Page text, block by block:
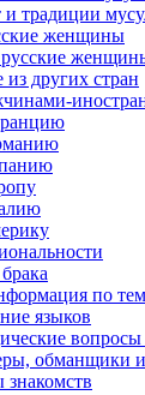
и традиции
женщины
других стран
по
языков
вопросы
обманщики